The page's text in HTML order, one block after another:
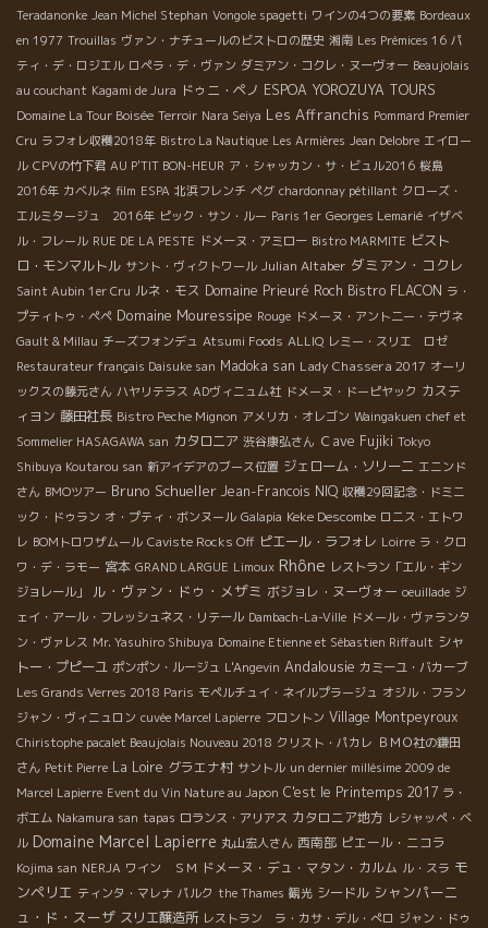
Teradanonke Jean Michel Stephan Vongole spagetti ワインの4つの要素 Bordeaux
en 1977 Trouillas ヴァン・ナチュールのビストロの歴史 湘南 Les Prémices 16 パ
ティ・デ・ロジエル ロペラ・デ・ヴァン ダミアン・コクレ・ヌーヴォー Beaujolais
au couchant Kagami de Jura ドゥニ・ペノ ESPOA YOROZUYA TOURS
Domaine La Tour Boisée Terroir Nara Seiya Les Affranchis Pommard Premier
Cru ラフォレ収穫2018年 Bistro La Nautique Les Armières Jean Delobre エイロー
ル CPVの竹下君 AU P'TIT BON-HEUR ア・シャッカン・サ・ビュル2016 桜島
2016年 カベルネ film ESPA 北浜フレンチ ペグ chardonnay pétillant クローズ・
エルミタージュ 2016年 ピック・サン・ルー Paris 1er Georges Lemarié イザベ
ル・フレール RUE DE LA PESTE ドメーヌ・アミロー Bistro MARMITE ビスト
ロ・モンマルトル サント・ヴィクトワール Julian Altaber ダミアン・コクレ
Saint Aubin 1er Cru ルネ・モス Domaine Prieuré Roch Bistro FLACON ラ・
プティトゥ・ペペ Domaine Mouressipe Rouge ドメーヌ・アント二ー・テヴネ
Gault & Millau チーズフォンデュ Atsumi Foods ALLIQ レミー・スリエ ロゼ
Restaurateur français Daisuke san Madoka san Lady Chassera 2017 オーリ
ックスの藤元さん ハヤリテラス ADヴィニュム社 ドメーヌ・ドーピヤック カステ
ィヨン 藤田社長 Bistro Peche Mignon アメリカ・オレゴン Waingakuen chef et
Sommelier HASAGAWA san カタロニア 渋谷康弘さん Ｃave Fujiki Tokyo
Shibuya Koutarou san 新アイデアのブース位置 ジェローム・ソリーニ エニンド
さん BMOツアー Bruno Schueller Jean-Francois NIQ 収穫29回記念・ドミニ
ック・ドゥラン オ・プティ・ボンヌール Galapia Keke Descombe ロニス・エトワ
レ BOMトロワザムール Caviste Rocks Off ピエール・ラフォレ Loirre ラ・クロ
ワ・デ・ラモー 宮本 GRAND LARGUE Limoux Rhône レストラン「エル・ギン
ジョレール」
ル・ヴァン・ドゥ・メザミ ボジョレ・ヌーヴォー oeuillade ジ
ェイ・アール・フレッシュネス・リテール Dambach-La-Ville ドメール・ヴァランタ
ン・ヴァレス Mr. Yasuhiro Shibuya Domaine Etienne et Sébastien Riffault シャ
トー・プピーユ ポンポン・ルージュ L'Angevin Andalousie カミーユ・バカーブ
Les Grands Verres 2018 Paris モペルチュイ・ネイルプラージュ オジル・フラン
ジャン・ヴィニュロン cuvée Marcel Lapierre フロントン Village Montpeyroux
Chiristophe pacalet Beaujolais Nouveau 2018 クリスト・パカレ ＢＭＯ社の鎌田
さん Petit Pierre La Loire グラエナ村 サントル un dernier millésime 2009 de
Marcel Lapierre Event du Vin Nature au Japon C'est le Printemps 2017 ラ・
ボエム Nakamura san tapas ロランス・アリアス カタロニア地方 レシャッペ・ベ
ル Domaine Marcel Lapierre 丸山宏人さん 西南部 ピエール・ニコラ
Kojima san NERJA ワイン ＳＭ ドメーヌ・デュ・マタン・カルム ル・スラ モ
ンペリエ ティンタ・マレナ パルク the Thames 観光 シードル シャンパーニ
ュ・ド・スーザ スリエ醸造所 レストラン ラ・カサ・デル・ぺロ ジャン・ドゥ